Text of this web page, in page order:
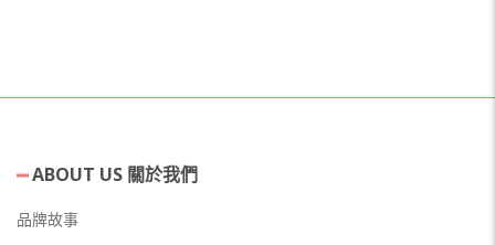
ABOUT US 關於我們
品牌故事